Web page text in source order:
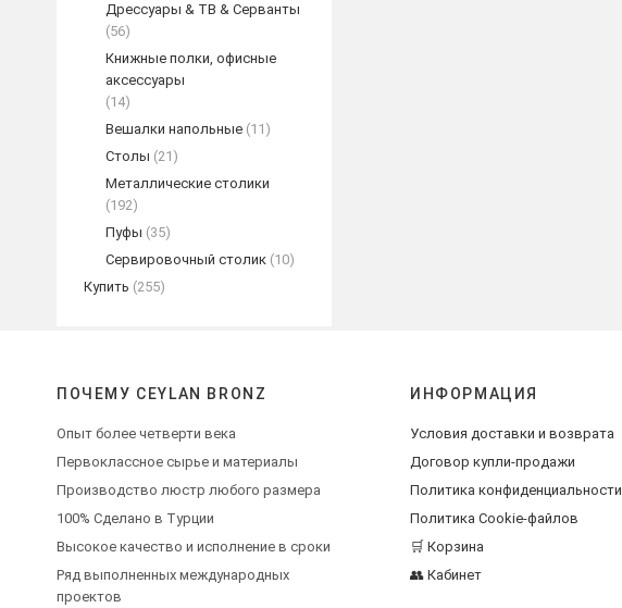
Дрессуары & ТВ & Серванты
(56)
Книжные полки, офисные
аксессуары
(14)
Вешалки напольные (11)
Столы (21)
Металлические столики
(192)
Пуфы (35)
Сервировочный столик (10)
Купить (255)
ПОЧЕМУ CEYLAN BRONZ
Опыт более четверти века
Первоклассное сырье и материалы
Производство люстр любого размера
100% Сделано в Турции
Высокое качество и исполнение в сроки
Ряд выполненных международных
проектов
ИНФОРМАЦИЯ
Условия доставки и возврата
Договор купли-продажи
Политика конфиденциальности
Политика Cookie-файлов
🛒 Корзина
👥 Кабинет